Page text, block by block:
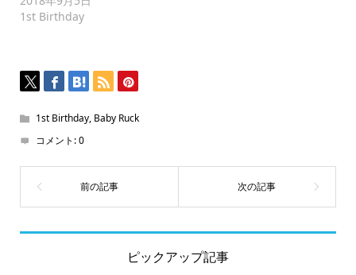
ン
ド
ま
す)
1st Birthday
1st Birthday, Baby Ruck
コメント:0
ピックアップ記事